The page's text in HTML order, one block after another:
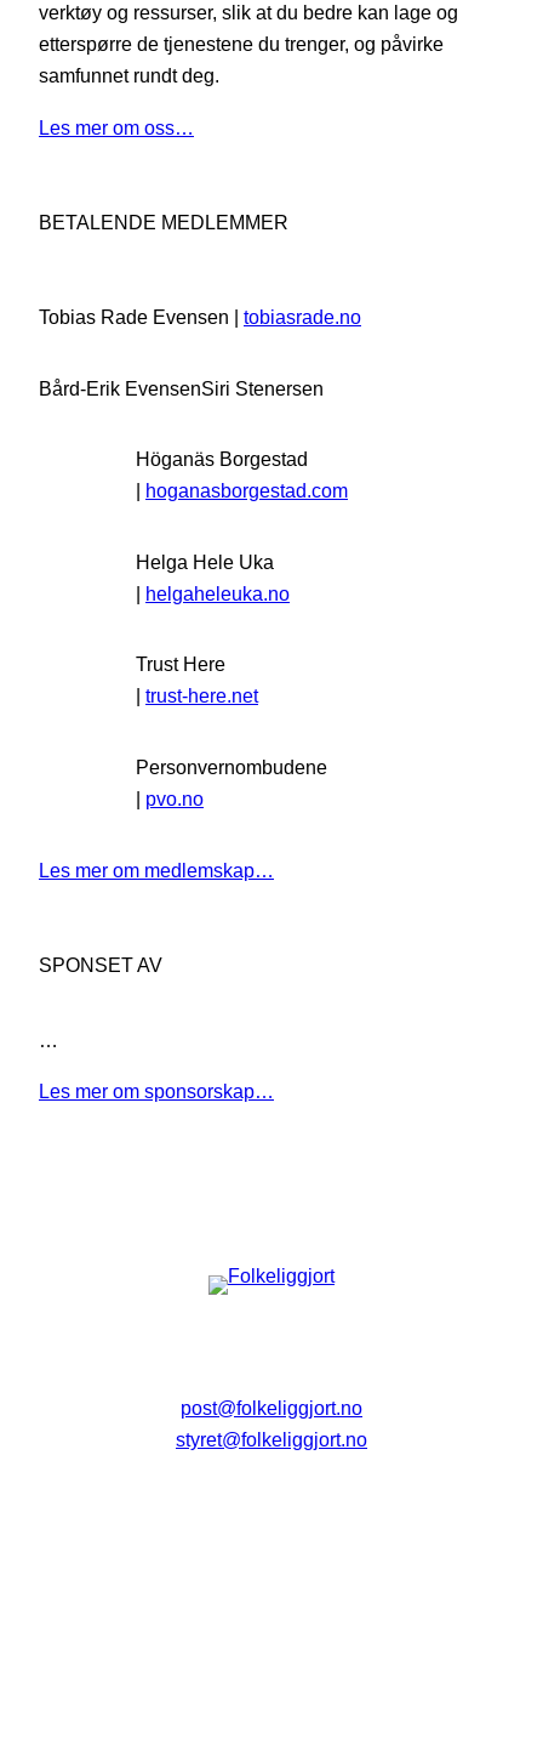
verktøy og ressurser, slik at du bedre kan lage og
etterspørre de tjenestene du trenger, og påvirke
samfunnet rundt deg.
Les mer om oss…
BETALENDE MEDLEMMER
Tobias Rade Evensen | tobiasrade.no
Bård-Erik EvensenSiri Stenersen
Höganäs Borgestad
| hoganasborgestad.com
Helga Hele Uka
| helgaheleuka.no
Trust Here
trust-here.net
Personvernombudene
| pvo.no
Les mer om medlemskap…
SPONSET AV
…
Les mer om sponsorskap…
post@folkeliggjort.no
styret@folkeliggjort.no